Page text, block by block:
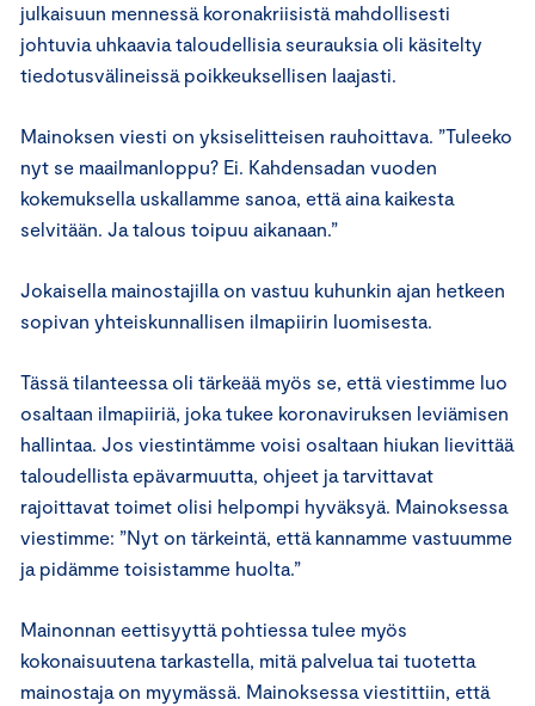
julkaisuun mennessä koronakriisistä mahdollisesti
johtuvia uhkaavia taloudellisia seurauksia oli käsitelty
tiedotusvälineissä poikkeuksellisen laajasti.
Mainoksen viesti on yksiselitteisen rauhoittava. ”Tuleeko
nyt se maailmanloppu? Ei. Kahdensadan vuoden
kokemuksella uskallamme sanoa, että aina kaikesta
selvitään. Ja talous toipuu aikanaan.”
Jokaisella mainostajilla on vastuu kuhunkin ajan hetkeen
sopivan yhteiskunnallisen ilmapiirin luomisesta.
Tässä tilanteessa oli tärkeää myös se, että viestimme luo
osaltaan ilmapiiriä, joka tukee koronaviruksen leviämisen
hallintaa. Jos viestintämme voisi osaltaan hiukan lievittää
taloudellista epävarmuutta, ohjeet ja tarvittavat
rajoittavat toimet olisi helpompi hyväksyä. Mainoksessa
viestimme: ”Nyt on tärkeintä, että kannamme vastuumme
ja pidämme toisistamme huolta.”
Mainonnan eettisyyttä pohtiessa tulee myös
kokonaisuutena tarkastella, mitä palvelua tai tuotetta
mainostaja on myymässä. Mainoksessa viestittiin, että